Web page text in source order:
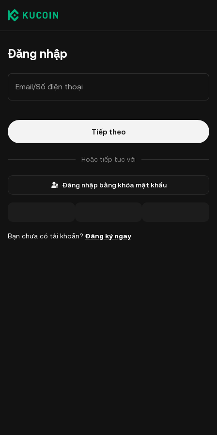
Đăng nhập
Email/Số điện thoại
Tiếp theo
Hoặc tiếp tục với
Đăng nhập bằng khóa mật khẩu
Bạn chưa có tài khoản? Đăng ký ngay